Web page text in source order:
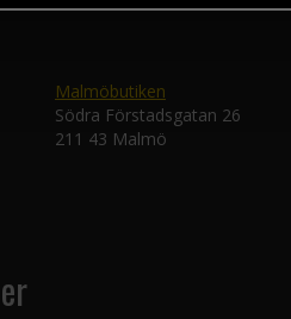
Malmöbutiken
Södra Förstadsgatan 26
211 43 Malmö